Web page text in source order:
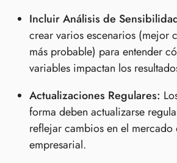
Incluir Análisis de
crear varios escenarios (mejor
más probable) para entender
variables impactan los
Actualizaciones Regulares:
forma deben actualizarse
reflejar cambios en el mercado
empresarial.